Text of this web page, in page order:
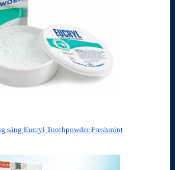
sáng Eucryl Toothpowder Freshmint